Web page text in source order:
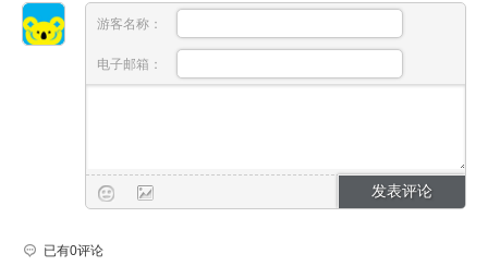
游客名称：
电子邮箱：
已有0评论